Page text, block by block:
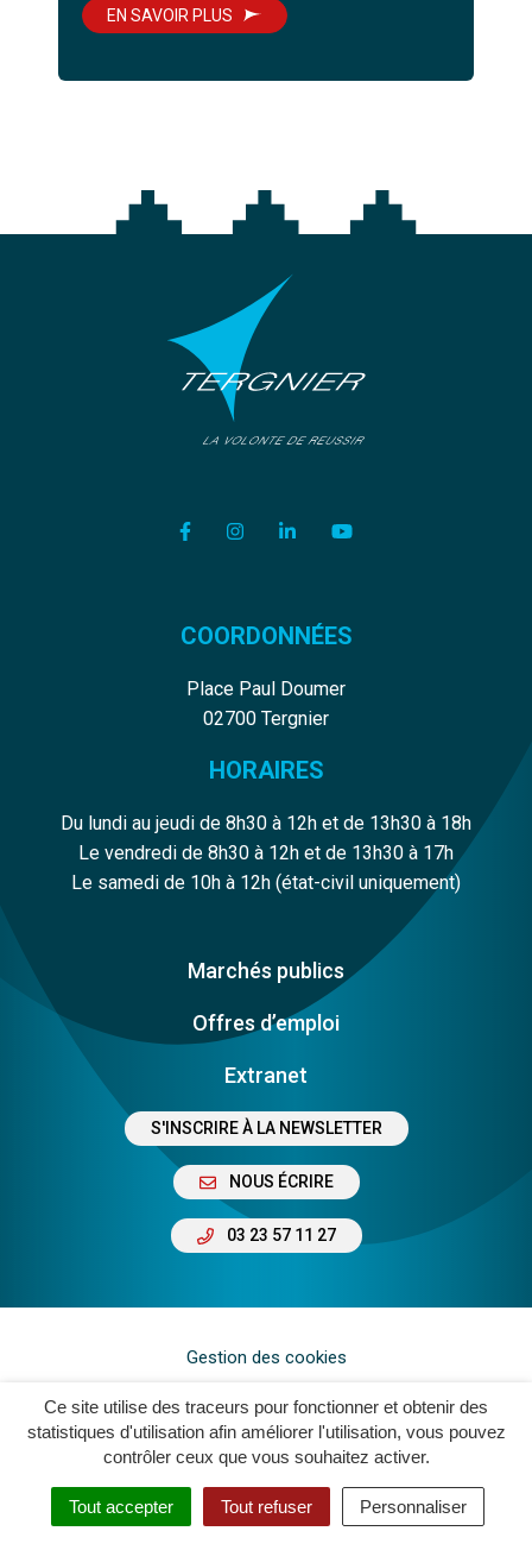
Ce site utilise des traceurs pour fonctionner et obtenir des
statistiques d'utilisation afin améliorer l'utilisation, vous pouvez
contrôler ceux que vous souhaitez activer.
Tout accepter Tout refuser Personnaliser
EN SAVOIR PLUS
Lien vers le compte Facebook
Lien vers le compte Instagram
Lien vers le compte
Lien vers la chaîne
COORDONNÉES
Place Paul Doumer
02700 Tergnier
HORAIRES
Du lundi au jeudi de 8h30 à 12h et de 13h30 à 18h
Le vendredi de 8h30 à 12h et de 13h30 à 17h
Le samedi de 10h à 12h (état-civil uniquement)
Marchés publics
Offres d’emploi
Extranet
S'INSCRIRE À LA NEWSLETTER
NOUS ÉCRIRE
03 23 57 11 27
Gestion des cookies
Plan du site
Mentions légales
Crédits
Accessibilité : Non Conforme